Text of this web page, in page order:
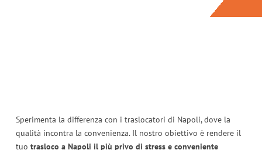
Sperimenta la differenza con i traslocatori di Napoli, dove la
qualità incontra la convenienza. Il nostro obiettivo è rendere il
tuo trasloco a Napoli il più privo di stress e conveniente